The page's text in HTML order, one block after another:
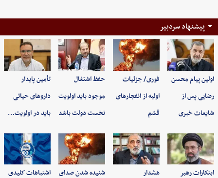
پیشنهاد سردبیر
اولین پیام محسن
رضایی پس از
شایعات خبری
فوری/ جزئیات
اولیه از انفجارهای
قشم
حفظ اشتغال
موجود باید اولویت
نخست دولت باشد
تأمین پایدار
داروهای حیاتی
باید در اولویت…
ابتکارات رهبر هشدار شنیده شدن صدای اشتباهات کلیدی